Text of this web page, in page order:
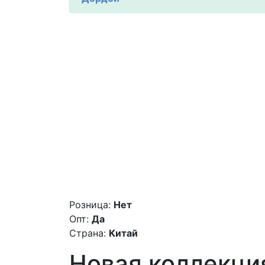
Розница: Нет
Опт: Да
Страна: Китай